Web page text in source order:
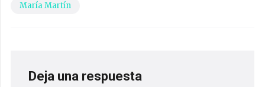
María Martín
Deja una respuesta